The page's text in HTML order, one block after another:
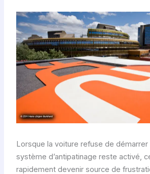
Lorsque la voiture refuse de
système d’antipatinage reste activé,
rapidement devenir source de